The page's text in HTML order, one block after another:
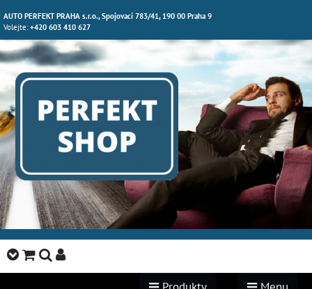
AUTO PERFEKT PRAHA s.r.o., Spojovací 783/41, 190 00 Praha 9
Volejte:+420 603 410 627